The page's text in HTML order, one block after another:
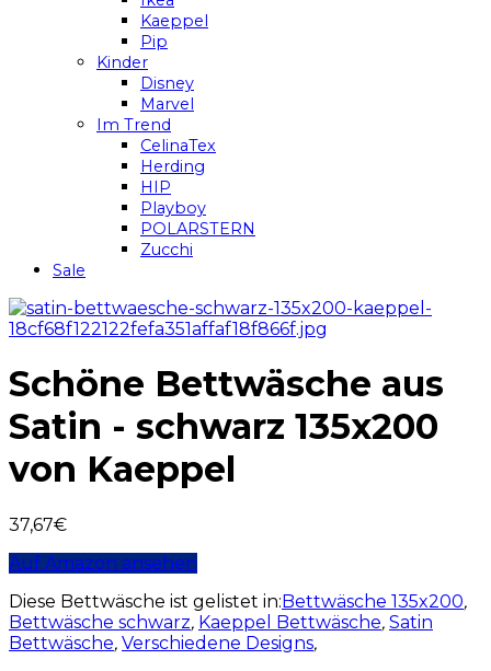
Kaeppel
Pip
Kinder
Disney
Marvel
Im Trend
CelinaTex
Herding
HIP
Playboy
POLARSTERN
Zucchi
Sale
Schöne Bettwäsche aus
Satin - schwarz 135x200
von Kaeppel
37,67€
Auf Amazon ansehen
Diese Bettwäsche ist gelistet in:Bettwäsche 135x200,
Bettwäsche schwarz, Kaeppel Bettwäsche, Satin
Bettwäsche, Verschiedene Designs,